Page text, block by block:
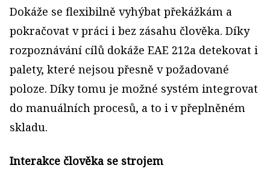
Dokáže se flexibilně vyhýbat překážkám a
pokračovat v práci i bez zásahu člověka. Díky
rozpoznávání cílů dokáže EAE 212a detekovat i
palety, které nejsou přesně v požadované
poloze. Díky tomu je možné systém integrovat
do manuálních procesů, a to i v přeplněném
skladu.
Interakce člověka se strojem